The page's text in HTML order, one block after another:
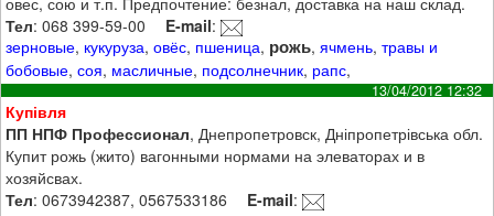
Тел: 068 399-59-00 E-mail:
зерновые, кукуруза,овёс, пшеница, рожь,ячмень,травы и
бобовые,соя, масличные, подсолнечник, рапс,
13/04/2012 12:32
Купівля
ПП НПФ Профессионал, Днепропетровск, Дніпропетрівська обл.
Купит рожь (жито) вагонными нормами на элеваторах и в
хозяйсвах.
Тел: 0673942387, 0567533186 E-mail: